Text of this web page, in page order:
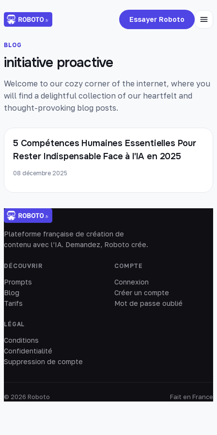
Essayer Roboto
BLOG
initiative proactive
Welcome to our cozy corner of the internet, where you
will find a delightful collection of our heartfelt and
thought-provoking blog posts.
5 Compétences Humaines Essentielles Pour
Rester Indispensable Face à l'IA en 2025
08 décembre 2025
Plateforme française de création de
contenu avec l’IA. Demandez, Roboto crée.
DÉCOUVRIR
Prompts
Blog
Tarifs
COMPTE
Connexion
Créer un compte
Mot de passe oublié
LÉGAL
Conditions
Confidentialité
Suppression de compte
© 2026 Roboto Fait en France